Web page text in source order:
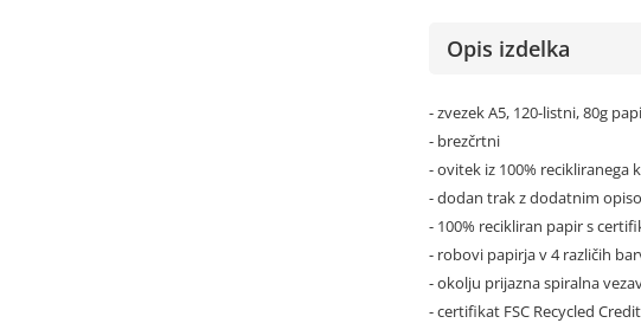
Opis izdelka
- zvezek A5, 120-listni, 80g
- brezčrtni
- ovitek iz 100% recikliranega
- dodan trak z dodatnim
- 100% recikliran papir s
- robovi papirja v 4 različih
- okolju prijazna spiralna
- certifikat FSC Recycled Credit